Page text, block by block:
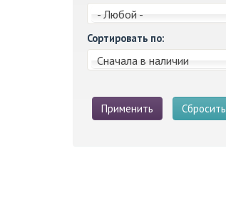
- Любой -
Сортировать по:
Сначала в наличии
Применить Сбросить